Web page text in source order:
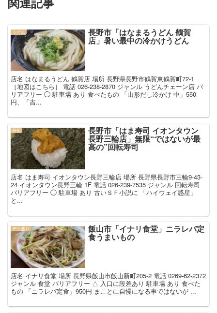
うどん 長野市「はなまるうどん 鶴賀
店」暑い最中の冷かけうどん
店名 はなまるうどん 鶴賀店 場所 長野県長野市鶴賀東鶴賀町72-1
［地図はこちら］ 電話 026-238-2870 ジャンル うどんチェーン店 バ
リアフリー ◯ 駐車場 あり 食べたもの 「山形だし冷かけ 中」550
円、「吉...
寿司 長野市「はま寿司 イオンタウン
長野三輪店」無限“ではないが最
高の”回転寿司
店名 はま寿司 イオンタウン長野三輪店 場所 長野県長野市三輪9-43-
24 イオンタウン長野三輪 1F 電話 026-239-7535 ジャンル 回転寿司
バリアフリー ◯ 駐車場 あり 古いＳＦ小説に 「ハイウェイ惑星」
と...
デカ盛り 飯山市「イナリ食堂」ニラレバ定
食うまいもの
店名 イナリ食堂 場所 長野県飯山市飯山新町205-2 電話 0269-62-2372
ジャンル 食堂 バリアフリー △ 入口に段差あり 駐車場 あり 食べた
もの 「ニラレバ定食」950円 まことに自慢になる事ではないが ...